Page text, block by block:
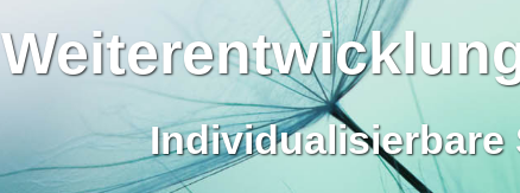
Individualisierbare